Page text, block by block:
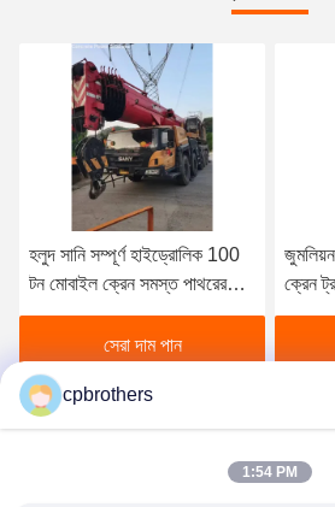
হলুদ সানি সম্পূর্ণ হাইড্রোলিক 100
টন মোবাইল ক্রেন সমস্ত পাথরের
জন্য দ্বিতীয় হাত
সেরা দাম পান
ক্রেন
মাউন্ট
cpbrothers
1:54 PM